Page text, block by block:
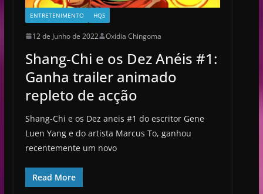
ENTRETENIMENTO HQS
12 de Junho de 2022 Oxidia Chingoma
Shang-Chi e os Dez Anéis #1:
Ganha trailer animado
repleto de acção
Shang-Chi e os Dez aneis #1 do escritor Gene
Luen Yang e do artista Marcus To, ganhou
recentemente um novo
Read More